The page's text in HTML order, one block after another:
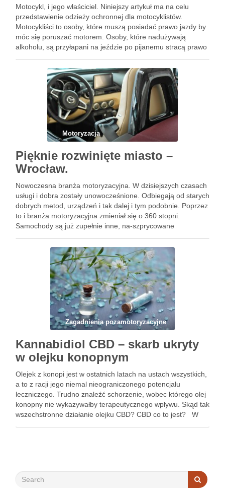
Motocykl, i jego właściciel. Niniejszy artykuł ma na celu
przedstawienie odzieży ochronnej dla motocyklistów.
Motocykliści to osoby, które muszą posiadać prawo jazdy by
móc się poruszać motorem. Osoby, które nadużywają
alkoholu, są przyłapani na jeździe po pijanemu stracą prawo
Motoryzacja
Pięknie rozwinięte miasto –
Wrocław.
Nowoczesna branża motoryzacyjna. W dzisiejszych czasach
usługi i dobra zostały unowocześnione. Odbiegają od starych
dobrych metod, urządzeń i tak dalej i tym podobnie. Poprzez
to i branża motoryzacyjna zmieniał się o 360 stopni.
Samochody są już zupełnie inne, na-szprycowane
oryginalnymi. Samochody od najlepszych marek …
Zagadnienia pozamotoryzacyjne
Kannabidiol CBD – skarb ukryty
w olejku konopnym
Olejek z konopi jest w ostatnich latach na ustach wszystkich,
a to z racji jego niemal nieograniczonego potencjału
leczniczego. Trudno znaleźć schorzenie, wobec którego olej
konopny nie wykazywałby terapeutycznego wpływu. Skąd tak
wszechstronne działanie olejku CBD? CBD co to jest? W